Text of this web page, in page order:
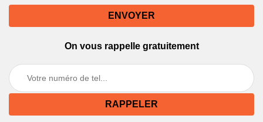
On vous rappelle gratuitement